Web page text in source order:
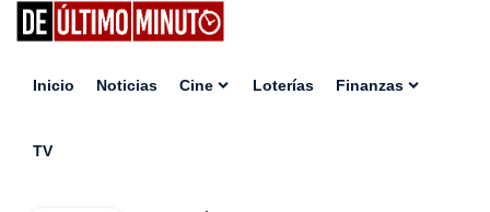
Inicio Noticias Cine Loterías Finanzas
TV